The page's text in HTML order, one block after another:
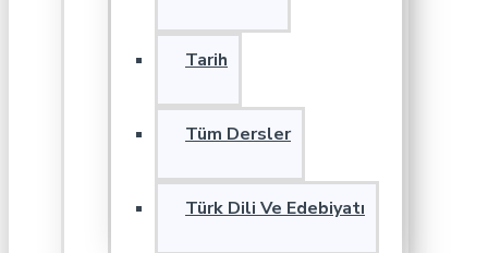
Tarih
Tüm Dersler
Türk Dili Ve Edebiyatı